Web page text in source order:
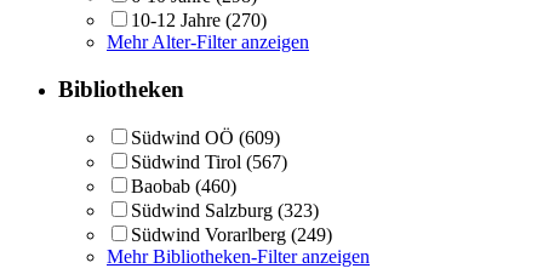
10-12 Jahre (270)
Mehr Alter-Filter anzeigen
Bibliotheken
Südwind OÖ (609)
Südwind Tirol (567)
Baobab (460)
Südwind Salzburg (323)
Südwind Vorarlberg (249)
Mehr Bibliotheken-Filter anzeigen